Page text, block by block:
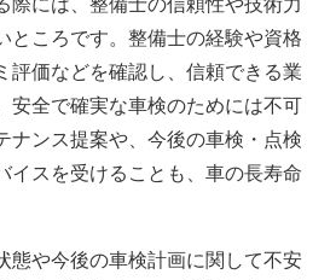
ところです。整備士の経験や資格
評価などを確認し、信頼できる業
安全で確実な車検のためには不可
ナンス提案や、今後の車検・点検
イスを受けることも、車の長寿命
態や今後の車検計画に関して不安